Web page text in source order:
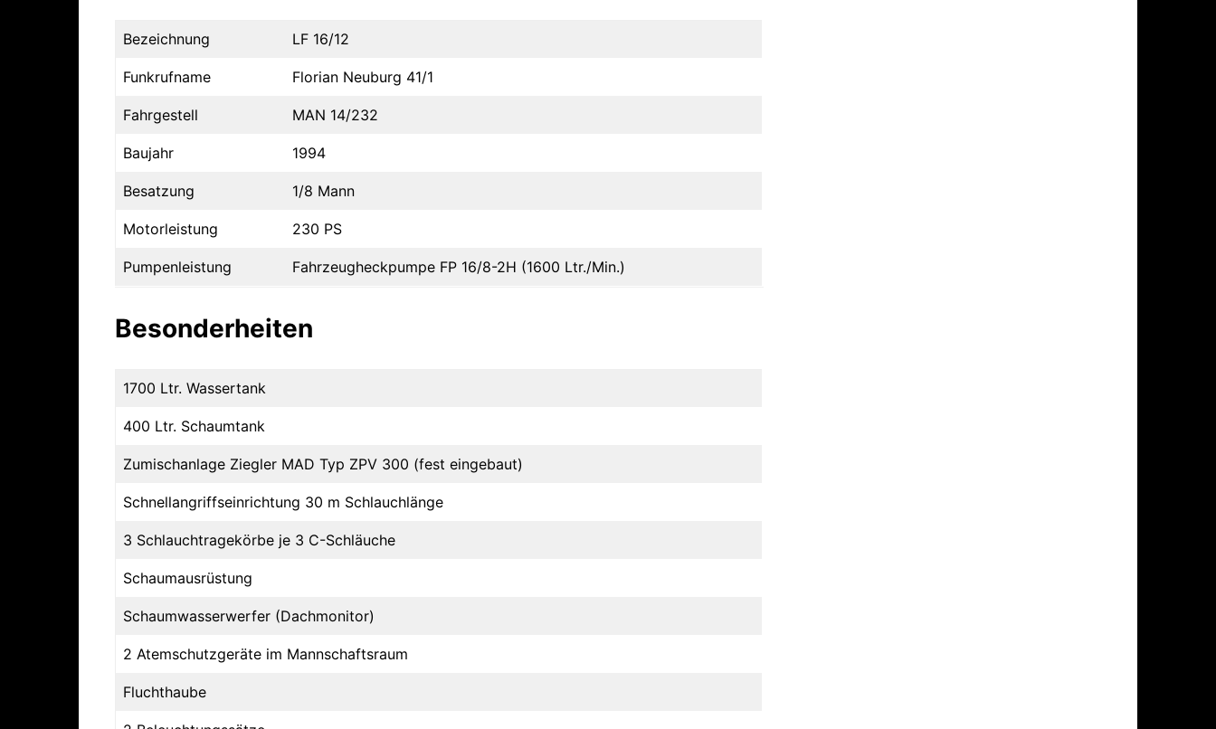
Bezeichnung LF 16/12
Funkrufname Florian Neuburg 41/1
Fahrgestell MAN 14/232
Baujahr 1994
Besatzung 1/8 Mann
Motorleistung 230 PS
Pumpenleistung Fahrzeugheckpumpe FP 16/8-2H (1600 Ltr./Min.)
Besonderheiten
1700 Ltr. Wassertank
400 Ltr. Schaumtank
Zumischanlage Ziegler MAD Typ ZPV 300 (fest eingebaut)
Schnellangriffseinrichtung 30 m Schlauchlänge
3 Schlauchtragekörbe je 3 C-Schläuche
Schaumausrüstung
Schaumwasserwerfer (Dachmonitor)
2 Atemschutzgeräte im Mannschaftsraum
Fluchthaube